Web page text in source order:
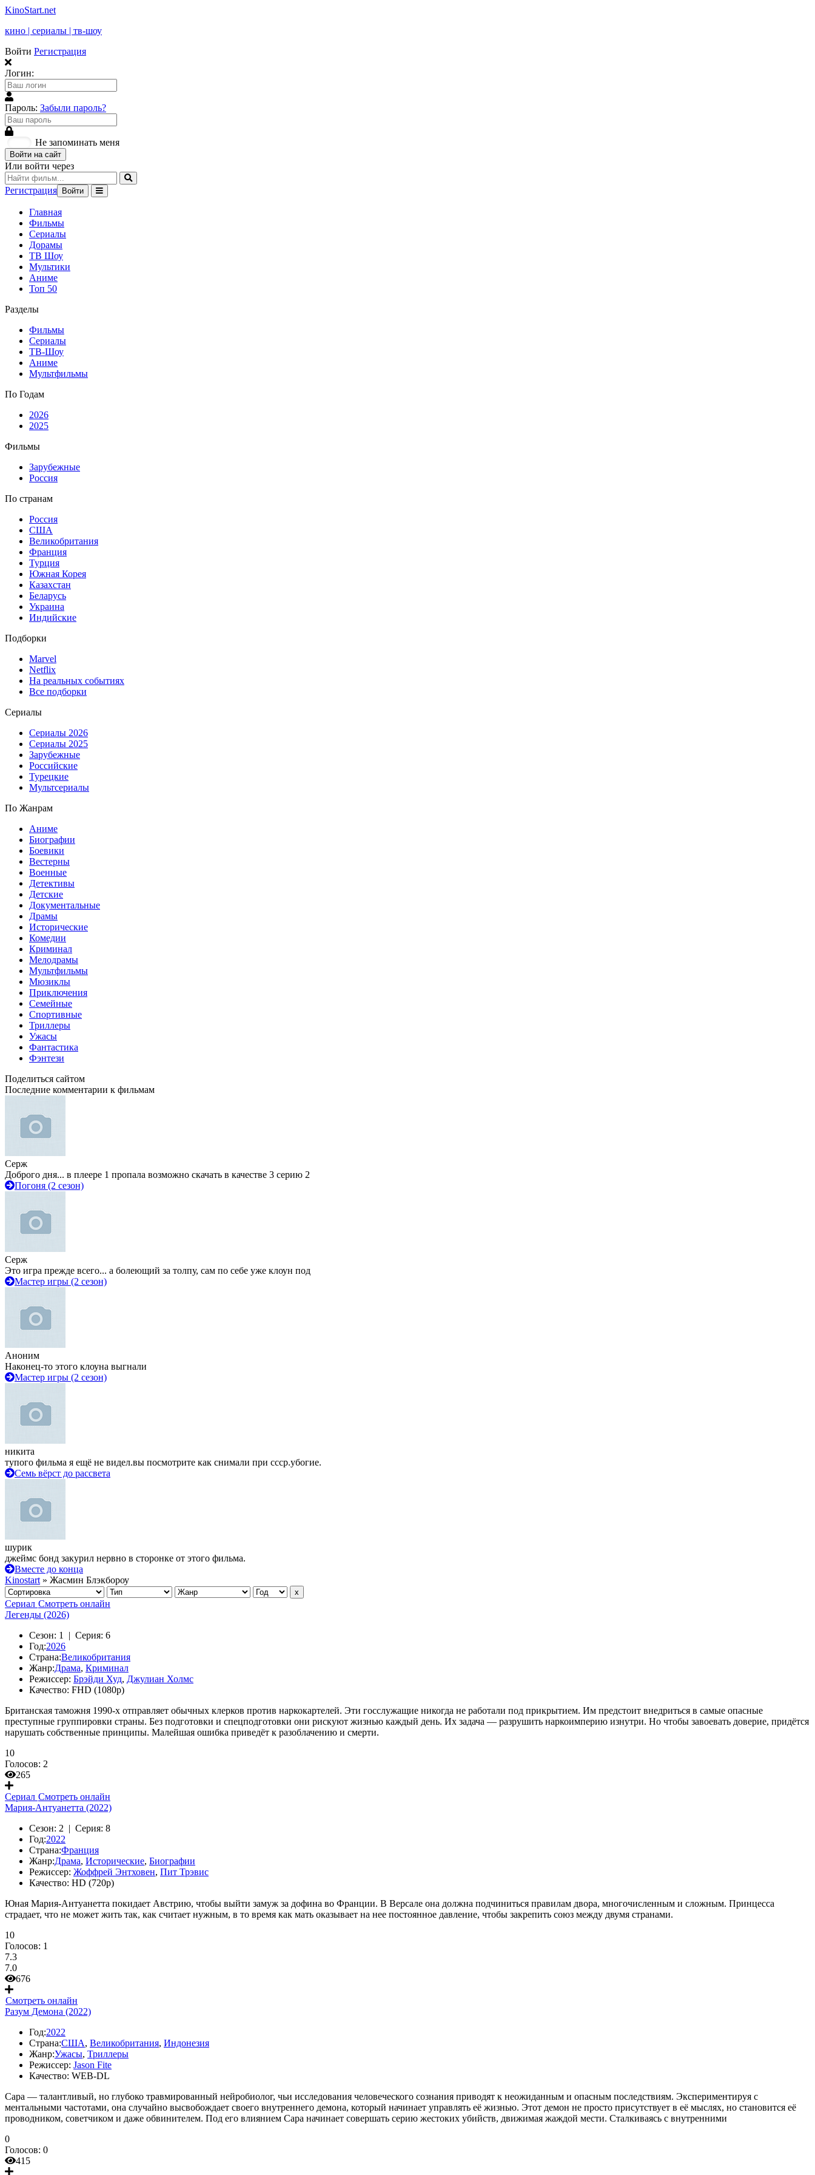
KinoStart.net
кино | сериалы | тв-шоу
Войти Регистрация
Логин:
Пароль: Забыли пароль?
Не запоминать меня
Войти на сайт
Или войти через
Регистрация Войти
Главная
Фильмы
Сериалы
Дорамы
ТВ Шоу
Мультики
Аниме
Топ 50
Разделы
Фильмы
Сериалы
ТВ-Шоу
Аниме
Мультфильмы
По Годам
2026
2025
Фильмы
Зарубежные
Россия
По странам
Россия
США
Великобритания
Франция
Турция
Южная Корея
Казахстан
Беларусь
Украина
Индийские
Подборки
Marvel
Netflix
На реальных событиях
Все подборки
Сериалы
Сериалы 2026
Сериалы 2025
Зарубежные
Российские
Турецкие
Мультсериалы
По Жанрам
Аниме
Биографии
Боевики
Вестерны
Военные
Детективы
Детские
Документальные
Драмы
Исторические
Комедии
Криминал
Мелодрамы
Мультфильмы
Мюзиклы
Приключения
Семейные
Спортивные
Триллеры
Ужасы
Фантастика
Фэнтези
Поделиться сайтом
Последние комментарии к фильмам
Серж
Доброго дня... в плеере 1 пропала возможно скачать в качестве 3 серию 2
Погоня (2 сезон)
Серж
Это игра прежде всего... а болеющий за толпу, сам по себе уже клоун под
Мастер игры (2 сезон)
Аноним
Наконец-то этого клоуна выгнали
Мастер игры (2 сезон)
никита
тупого фильма я ещё не видел.вы посмотрите как снимали при ссср.убогие.
Семь вёрст до рассвета
шурик
джеймс бонд закурил нервно в сторонке от этого фильма.
Вместе до конца
Kinostart » Жасмин Блэкбороу
Сериал Смотреть онлайн
Легенды (2026)
Сезон: 1 | Серия: 6
Год:2026
Страна:Великобритания
Жанр:Драма, Криминал
Режиссер: Брэйди Худ, Джулиан Холмс
Качество: FHD (1080p)
Британская таможня 1990-х отправляет обычных клерков против наркокартелей. Эти госслужащие никогда не работали под прикрытием. Им предстоит внедриться в самые опасные
преступные группировки страны. Без подготовки и спецподготовки они рискуют жизнью каждый день. Их задача — разрушить наркоимперию изнутри. Но чтобы завоевать доверие, придётся
нарушать собственные принципы. Малейшая ошибка приведёт к разоблачению и смерти.
10
Голосов: 2
265
Сериал Смотреть онлайн
Мария-Антуанетта (2022)
Сезон: 2 | Серия: 8
Год:2022
Страна:Франция
Жанр:Драма, Исторические, Биографии
Режиссер: Жоффрей Энтховен, Пит Трэвис
Качество: HD (720p)
Юная Мария-Антуанетта покидает Австрию, чтобы выйти замуж за дофина во Франции. В Версале она должна подчиниться правилам двора, многочисленным и сложным. Принцесса
страдает, что не может жить так, как считает нужным, в то время как мать оказывает на нее постоянное давление, чтобы закрепить союз между двумя странами.
10
Голосов: 1
7.3
7.0
676
Смотреть онлайн
Разум Демона (2022)
Год:2022
Страна:США, Великобритания, Индонезия
Жанр:Ужасы, Триллеры
Режиссер: Jason Fite
Качество: WEB-DL
Сара — талантливый, но глубоко травмированный нейробиолог, чьи исследования человеческого сознания приводят к неожиданным и опасным последствиям. Экспериментируя с
ментальными частотами, она случайно высвобождает своего внутреннего демона, который начинает управлять её жизнью. Этот демон не просто присутствует в её мыслях, но становится её
проводником, советчиком и даже обвинителем. Под его влиянием Сара начинает совершать серию жестоких убийств, движимая жаждой мести. Сталкиваясь с внутренними
0
Голосов: 0
415